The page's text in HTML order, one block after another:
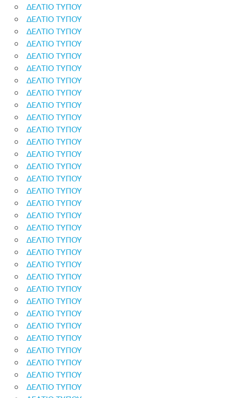
ΔΕΛΤΙΟ ΤΥΠΟΥ
ΔΕΛΤΙΟ ΤΥΠΟΥ
ΔΕΛΤΙΟ ΤΥΠΟΥ
ΔΕΛΤΙΟ ΤΥΠΟΥ
ΔΕΛΤΙΟ ΤΥΠΟΥ
ΔΕΛΤΙΟ ΤΥΠΟΥ
ΔΕΛΤΙΟ ΤΥΠΟΥ
ΔΕΛΤΙΟ ΤΥΠΟΥ
ΔΕΛΤΙΟ ΤΥΠΟΥ
ΔΕΛΤΙΟ ΤΥΠΟΥ
ΔΕΛΤΙΟ ΤΥΠΟΥ
ΔΕΛΤΙΟ ΤΥΠΟΥ
ΔΕΛΤΙΟ ΤΥΠΟΥ
ΔΕΛΤΙΟ ΤΥΠΟΥ
ΔΕΛΤΙΟ ΤΥΠΟΥ
ΔΕΛΤΙΟ ΤΥΠΟΥ
ΔΕΛΤΙΟ ΤΥΠΟΥ
ΔΕΛΤΙΟ ΤΥΠΟΥ
ΔΕΛΤΙΟ ΤΥΠΟΥ
ΔΕΛΤΙΟ ΤΥΠΟΥ
ΔΕΛΤΙΟ ΤΥΠΟΥ
ΔΕΛΤΙΟ ΤΥΠΟΥ
ΔΕΛΤΙΟ ΤΥΠΟΥ
ΔΕΛΤΙΟ ΤΥΠΟΥ
ΔΕΛΤΙΟ ΤΥΠΟΥ
ΔΕΛΤΙΟ ΤΥΠΟΥ
ΔΕΛΤΙΟ ΤΥΠΟΥ
ΔΕΛΤΙΟ ΤΥΠΟΥ
ΔΕΛΤΙΟ ΤΥΠΟΥ
ΔΕΛΤΙΟ ΤΥΠΟΥ
ΔΕΛΤΙΟ ΤΥΠΟΥ
ΔΕΛΤΙΟ ΤΥΠΟΥ